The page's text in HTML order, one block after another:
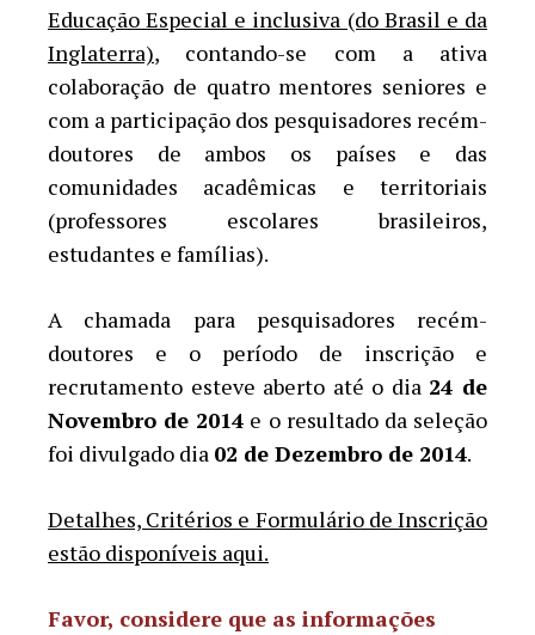
Educação Especial e inclusiva (do Brasil e da
Inglaterra), contando-se com a ativa
colaboração de quatro mentores seniores e
com a participação dos pesquisadores recém-
doutores de ambos os países e das
comunidades acadêmicas e territoriais
(professores escolares brasileiros,
estudantes e famílias).
A chamada para pesquisadores recém-
doutores e o período de inscrição e
recrutamento esteve aberto até o dia 24 de
Novembro de 2014 e o resultado da seleção
foi divulgado dia 02 de Dezembro de 2014.
Detalhes, Critérios e Formulário de Inscrição
estão disponíveis aqui.
Favor, considere que as informações